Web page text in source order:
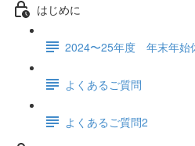
はじめに
2024〜25年度 年末年始
よくあるご質問
よくあるご質問2